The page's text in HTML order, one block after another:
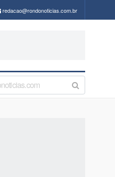
redacao@rondonoticias.com.br